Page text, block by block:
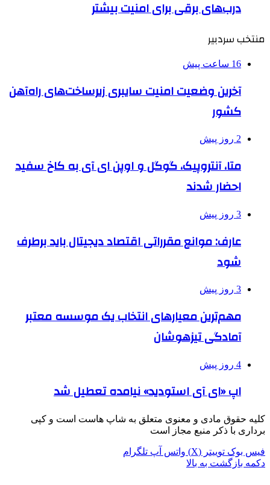
درب‌های برقی برای امنیت بیشتر
منتخب سردبیر
16 ساعت پیش
آخرین وضعیت امنیت سایبری زیرساخت‌های راه‌آهن
کشور
2 روز پیش
متا، آنتروپیک، گوگل و اوپن ای آی به کاخ سفید
احضار شدند
3 روز پیش
عارف: موانع مقرراتی اقتصاد دیجیتال باید برطرف
شود
3 روز پیش
مهم‌ترین معیارهای انتخاب یک موسسه معتبر
آمادگی تیزهوشان
4 روز پیش
اپ «ای آی استودید» نیامده تعطیل شد
کلیه حقوق مادی و معنوی متعلق به شاپ هاست است و کپی
برداری با ذکر منبع مجاز است
فیس بوک توییتر (X) واتس آپ تلگرام
دکمه بازگشت به بالا